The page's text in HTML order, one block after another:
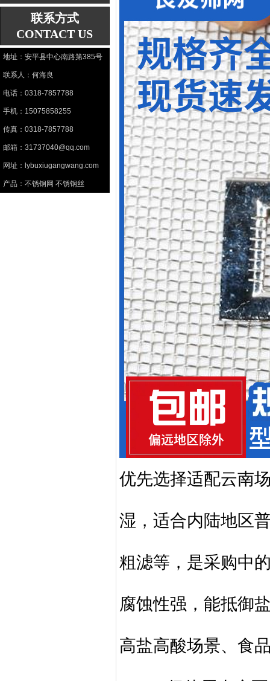
联系方式
CONTACT US
地址：安平县中心南路第385号
联系人：何海良
电话：0318-7857788
手机：15075858255
传真：0318-7857788
邮箱：31737040@qq.com
网址：lybuxiugangwang.com
产品：不锈钢网 不锈钢丝
优先选择适配云南
湿，适合内陆地区
粗滤等，是采购中
腐蚀性强，能抵御
高盐高酸场景、食